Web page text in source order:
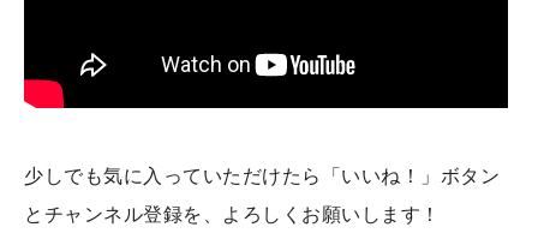
少しでも気に入っていただけたら「いいね！」ボタン
とチャンネル登録を、よろしくお願いします！